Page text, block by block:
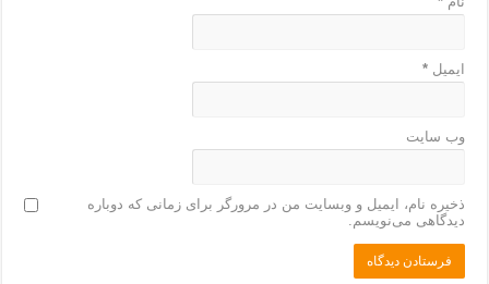
ایمیل*
وب‌ سایت
ذخیره نام، ایمیل و وبسایت من در مرورگر برای زمانی که دوباره
دیدگاهی می‌نویسم.